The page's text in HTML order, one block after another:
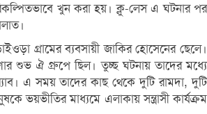
খুন করা হয়। ক্লু-লেস এ ঘটনার পর
গ্রামের ব্যবসায়ী জাকির হোসেনের ছেলে।
শুভ ঐ গ্রুপে ছিল। তুচ্ছ ঘটনায় তাদের মধ্যে
এ সময় তাদের কাছ থেকে দুটি রামদা, দুটি
ভয়ভীতির মাধ্যমে এলাকায় সন্ত্রাসী কার্যক্রম